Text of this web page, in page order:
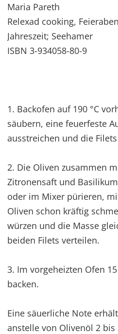
Maria Pareth
Relexad cooking,
Jahreszeit; Seehamer
ISBN 3-934058-80-9
1. Backofen auf 190 °C
säubern, eine feuerfeste
ausstreichen und die
2. Die Oliven zusammen
Zitronensaft und
oder im Mixer pürieren,
Oliven schon kräftig
würzen und die Masse
beiden Filets verteilen.
3. Im vorgeheizten Ofen
backen.
Eine säuerliche Note
anstelle von Olivenöl 2 bis